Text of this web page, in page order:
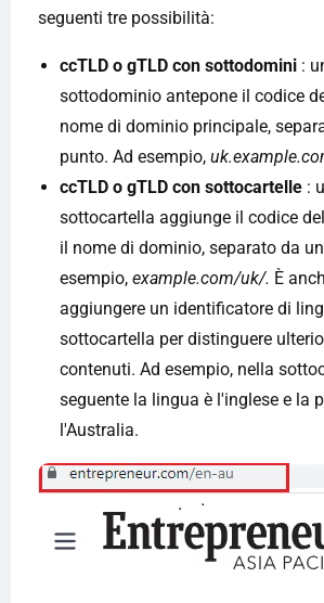
seguenti tre possibilità:
ccTLD o gTLD con sottodomini :
sottodominio antepone il codice
nome di dominio principale,
punto. Ad esempio,
ccTLD o gTLD con sottocartelle :
sottocartella aggiunge il codice
il nome di dominio, separato da
esempio, example.com/uk/. È
aggiungere un identificatore di
sottocartella per distinguere
contenuti. Ad esempio, nella
seguente la lingua è l'inglese e la
l'Australia.